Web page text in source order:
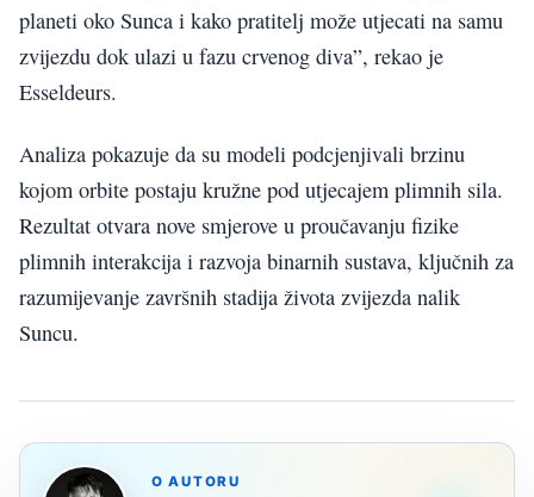
planeti oko Sunca i kako pratitelj može utjecati na samu
zvijezdu dok ulazi u fazu crvenog diva”, rekao je
Esseldeurs.
Analiza pokazuje da su modeli podcjenjivali brzinu
kojom orbite postaju kružne pod utjecajem plimnih sila.
Rezultat otvara nove smjerove u proučavanju fizike
plimnih interakcija i razvoja binarnih sustava, ključnih za
razumijevanje završnih stadija života zvijezda nalik
Suncu.
O AUTORU